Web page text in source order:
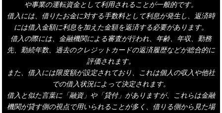
や事業の運転資金として利用されることが一般的です。
借入には、借りたお金に対する手数料として利息が発生し、返済時
には借入金額に利息を加えた金額を返済する必要があります。
借入の際には、金融機関による審査が行われ、年齢、年収、勤務
先、勤続年数、過去のクレジットカードの返済履歴などが総合的に
評価されます。
また、借入には限度額が設定されており、これは個人の収入や他社
での借入状況によって決定されます。
借入と似た言葉に「融資」や「貸付」がありますが、これらは金融
機関が貸す側の視点で用いられることが多く、借りる側から見た場